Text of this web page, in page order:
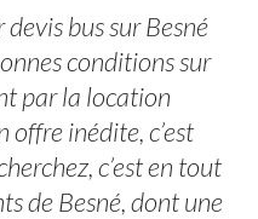
bus sur Besné
conditions sur
par la location
offre inédite, c’est
c’est en tout
de Besné, dont une